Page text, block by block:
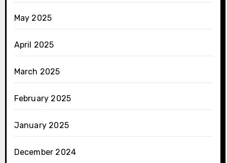
May 2025
April 2025
March 2025
February 2025
January 2025
December 2024